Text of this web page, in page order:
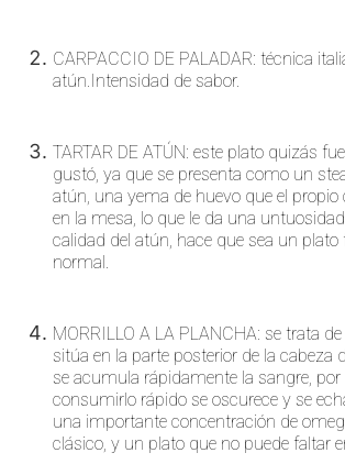
CARPACCIO DE PALADAR: técnica
atún.Intensidad de sabor.
TARTAR DE ATÚN: este plato quizás
gustó, ya que se presenta como un
atún, una yema de huevo que el
en la mesa, lo que le da una
calidad del atún, hace que sea un plato
normal.
MORRILLO A LA PLANCHA: se trata
sitúa en la parte posterior de la cabeza
se acumula rápidamente la sangre, por
consumirlo rápido se oscurece y se
una importante concentración de
clásico, y un plato que no puede faltar